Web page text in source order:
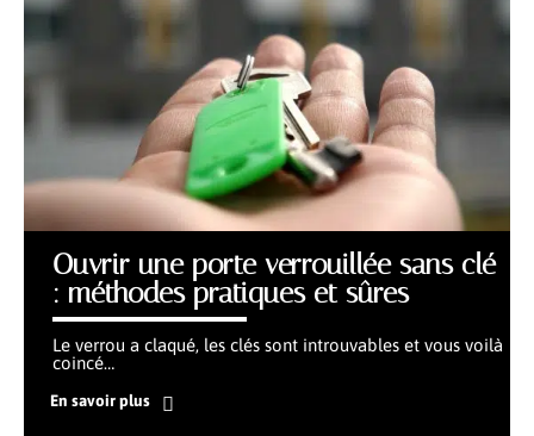
Ouvrir une porte verrouillée sans clé
: méthodes pratiques et sûres
Le verrou a claqué, les clés sont introuvables et vous voilà
coincé…
En savoir plus